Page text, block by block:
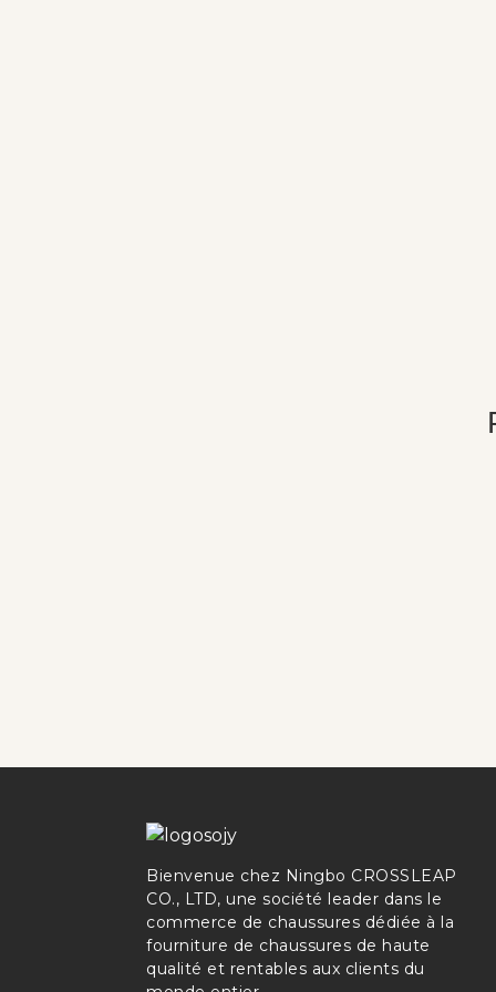
Bienvenue chez Ningbo CROSSLEAP
CO., LTD, une société leader dans le
commerce de chaussures dédiée à la
fourniture de chaussures de haute
qualité et rentables aux clients du